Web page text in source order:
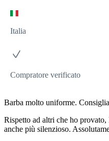
Italia
Compratore verificato
Barba molto uniforme.
Rispetto ad altri che ho
anche più silenzioso.